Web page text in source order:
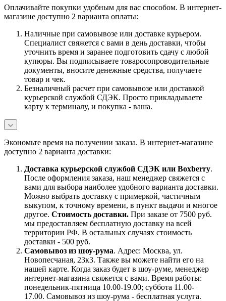
Оплачивайте покупки удобным для вас способом. В интернет-
магазине доступно 2 варианта оплаты:
Наличные при самовывозе или доставке курьером.
Специалист свяжется с вами в день доставки, чтобы
уточнить время и заранее подготовить сдачу с любой
купюры. Вы подписываете товаросопроводительные
документы, вносите денежные средства, получаете
товар и чек.
Безналичный расчет при самовывозе или доставкой
курьерской службой СДЭК. Просто прикладываете
карту к терминалу, и покупка - ваша.
Экономьте время на получении заказа. В интернет-магазине
доступно 2 варианта доставки:
Доставка курьерской службой СДЭК или Boxberry.
После оформления заказа, наш менеджер свяжется с
вами для выбора наиболее удобного варианта доставки.
Можно выбрать доставку с примеркой, частичным
выкупом, к точному времени, в пункт выдачи и многое
другое. Стоимость доставки. При заказе от 7500 руб.
мы предоставляем бесплатную доставку на всей
территории РФ. В остальных случаях стоимость
доставки - 500 руб.
Самовывоз из шоу-рума. Адрес: Москва, ул.
Новопесчаная, 23к3. Также вы можете найти его на
нашей карте. Когда заказ будет в шоу-руме, менеджер
интернет-магазина свяжется с вами. Время работы:
понедельник-пятница 10.00-19.00; суббота 11.00-
17.00. Самовывоз из шоу-рума - бесплатная услуга.